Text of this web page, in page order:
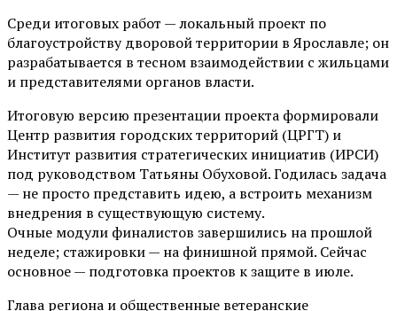
Среди итоговых работ — локальный проект по
благоустройству дворовой территории в Ярославле; он
разрабатывается в тесном взаимодействии с жильцами
и представителями органов власти.
Итоговую версию презентации проекта формировали
Центр развития городских территорий (ЦРГТ) и
Институт развития стратегических инициатив (ИРСИ)
под руководством Татьяны Обуховой. Годилась задача
— не просто представить идею, а встроить механизм
внедрения в существующую систему.
Очные модули финалистов завершились на прошлой
неделе; стажировки — на финишной прямой. Сейчас
основное — подготовка проектов к защите в июле.
Глава региона и общественные ветеранские